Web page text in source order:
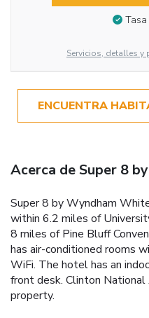
Servicios, detalles
ENCUENTRA
Acerca de Super 8
Super 8 by Wyndham
within 6.2 miles of
8 miles of Pine Bluff
has air-conditioned rooms
WiFi. The hotel has an
front desk. Clinton
property.